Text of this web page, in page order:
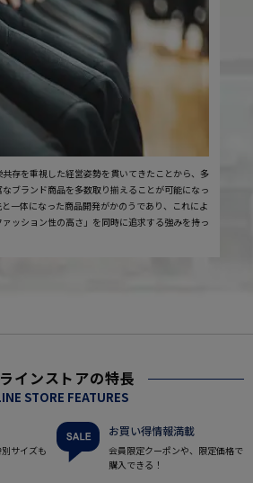
存を重視した経営姿勢を貫いてきたことから、多
ブランド商品を多数取り揃えることが可能になっ
一体になった商品開発がかのうであり、これによ
ッション性の高さ」を同時に追求する強みを持っ
インストアの特長
STORE FEATURES
サイズも
お買い得情報満載
会員限定クーポンや、限定価格で
購入できる！